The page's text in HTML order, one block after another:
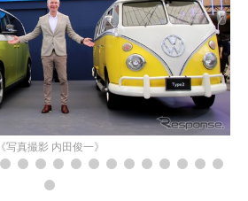
《写真撮影 内田俊一》